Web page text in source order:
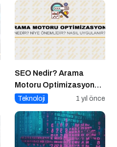
SEO Nedir? Arama
Motoru Optimizasyonu
Nasıl Yapılır?
Teknoloji 1 yıl önce